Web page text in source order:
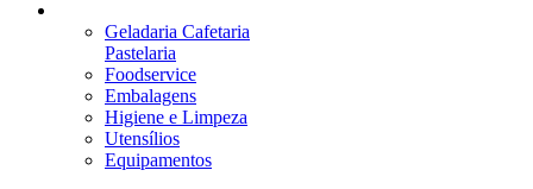
Geladaria Cafetaria
Pastelaria
Foodservice
Embalagens
Higiene e Limpeza
Utensílios
Equipamentos